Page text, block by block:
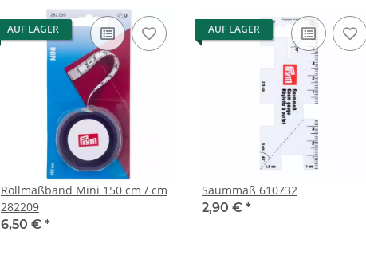
AUF LAGER
Rollmaßband Mini 150 cm / cm
282209
6,50 € *
AUF LAGER
Saummaß 610732
2,90 € *